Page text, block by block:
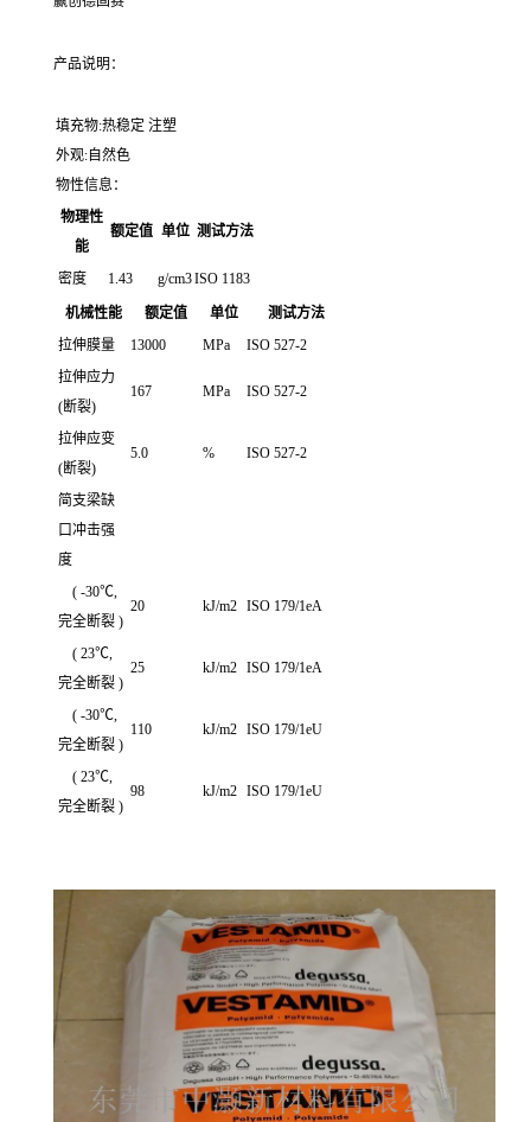
产品说明：
填充物:热稳定 注塑
外观:自然色
物性信息：
物理性
能
额定值 单位 测试方法
密度 1.43 g/cm3ISO 1183
机械性能 额定值 单位
测试方法
拉伸膜量
13000 MPa
ISO 527-2
拉伸应力
(断裂)
167 MPa ISO 527-2
拉伸应变
(断裂)
5.0 % ISO 527-2
简支梁缺
口冲击强
度
( -30℃,
完全断裂 )
20 kJ/m2 ISO 179/1eA
( 23℃,
完全断裂 )
25 kJ/m2 ISO 179/1eA
( -30℃,
完全断裂 )
110 kJ/m2 ISO 179/1eU
( 23℃,
完全断裂 )
98 kJ/m2 ISO 179/1eU